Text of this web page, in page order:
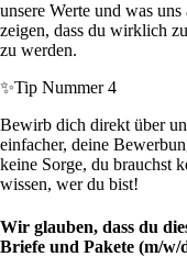
unsere Werte und was
zeigen, dass du wirklich
zu werden.
✨Tip Nummer 4
Bewirb dich direkt über
einfacher, deine
keine Sorge, du brauchst
wissen, wer du bist!
Wir glauben, dass du
Briefe und Pakete (m/